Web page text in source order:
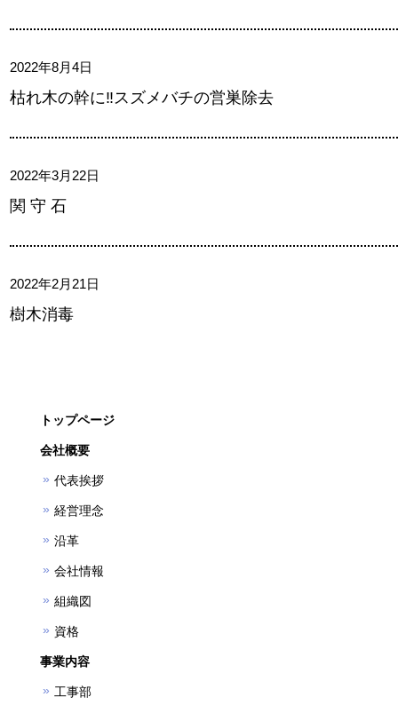
2022年8月4日
枯れ木の幹に‼スズメバチの営巣除去
2022年3月22日
関 守 石
2022年2月21日
樹木消毒
トップページ
会社概要
代表挨拶
経営理念
沿革
会社情報
組織図
資格
事業内容
工事部